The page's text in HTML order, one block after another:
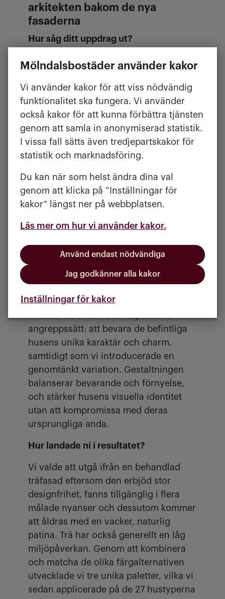
Mölndalsbostäder använder kakor
Vi använder kakor för att viss nödvändig
funktionalitet ska fungera. Vi använder
också kakor för att kunna förbättra tjänsten
genom att samla in anonymiserad statistik.
I vissa fall sätts även tredjepartskakor för
statistik och marknadsföring.
Du kan när som helst ändra dina val
genom att klicka på ”Inställningar för
kakor” längst ner på webbplatsen.
Läs mer om hur vi använder kakor.
Använd endast nödvändiga
Jag godkänner alla kakor
Inställningar för kakor
arkitekten bakom de nya
fasaderna
Hur såg ditt uppdrag ut?
De befintliga fasaderna hade uppnått
De var svåra att underhålla och gav
hela området ett lite slitet intryck. Vårt
uppdrag var att föreslå ett byte av
material på fasaderna för ökad
hållbarhet – både ekonomiskt och
miljömässigt.
Vår process innebar att vi utforskade
en rad olika utvecklingsstrategier, där
vi noga vägde estetiska och
kostnader och värderingar. Vi anlitade
konsulter som analyserade livscykler
för att jämföra flera alternativ och hitta
den optimala lösningen.
Vad var visionen?
angreppssätt: att bevara de befintliga
husens unika karaktär och charm,
samtidigt som vi introducerade en
genomtänkt variation. Gestaltningen
balanserar bevarande och förnyelse,
och stärker husens visuella identitet
utan att kompromissa med deras
ursprungliga anda.
Hur landade ni i resultatet?
Vi valde att utgå ifrån en behandlad
träfasad eftersom den erbjöd stor
designfrihet, fanns tillgänglig i flera
målade nyanser och dessutom kommer
att åldras med en vacker, naturlig
patina. Trä har också generellt en låg
miljöpåverkan. Genom att kombinera
och matcha de olika färgalternativen
utvecklade vi tre unika paletter, vilka vi
sedan applicerade på de 27 hustyperna